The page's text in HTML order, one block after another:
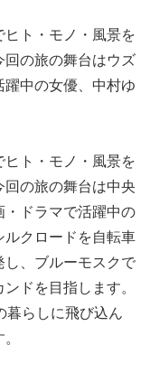
ヒト・モノ・風景を
回の旅の舞台はウズ
中の女優、中村ゆ
ヒト・モノ・風景を
の旅の舞台は中央
・ドラマで活躍中の
クロードを自転車
し、ブルーモスクで
ドを目指します。
暮らしに飛び込ん